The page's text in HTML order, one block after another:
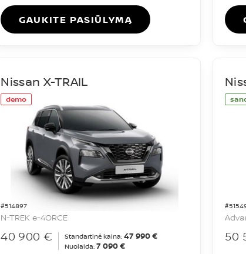
GAUKITE PASIŪLYMĄ
demo
#514897
Nissan X-TRAIL
N-TREK e-4ORCE
40 900 € Standartinė kaina: 47 990 €
Nuolaida: 7 090 €
50